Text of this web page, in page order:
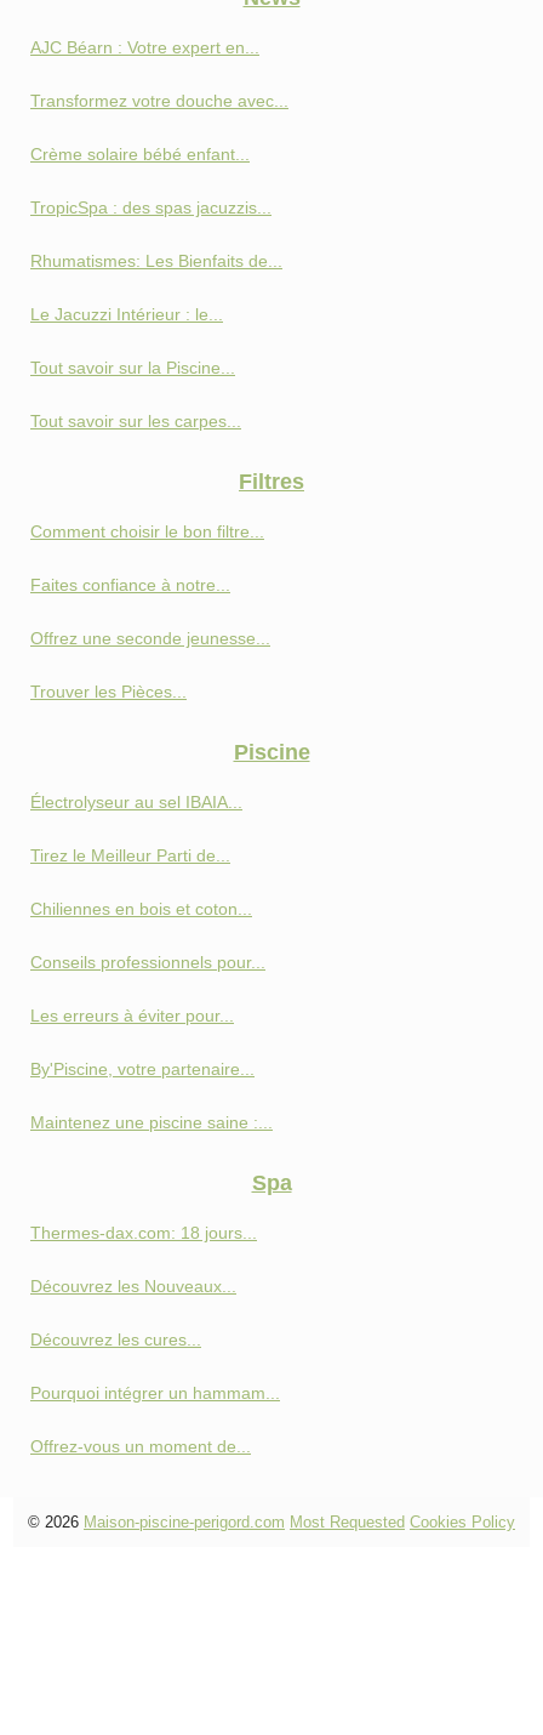
AJC Béarn : Votre expert en...
Transformez votre douche avec...
Crème solaire bébé enfant...
TropicSpa : des spas jacuzzis...
Rhumatismes: Les Bienfaits de...
Le Jacuzzi Intérieur : le...
Tout savoir sur la Piscine...
Tout savoir sur les carpes...
Filtres
Comment choisir le bon filtre...
Faites confiance à notre...
Offrez une seconde jeunesse...
Trouver les Pièces...
Piscine
Électrolyseur au sel IBAIA...
Tirez le Meilleur Parti de...
Chiliennes en bois et coton...
Conseils professionnels pour...
Les erreurs à éviter pour...
By'Piscine, votre partenaire...
Maintenez une piscine saine :...
Spa
Thermes-dax.com: 18 jours...
Découvrez les Nouveaux...
Découvrez les cures...
Pourquoi intégrer un hammam...
Offrez-vous un moment de...
© 2026 Maison-piscine-perigord.com Most Requested Cookies Policy